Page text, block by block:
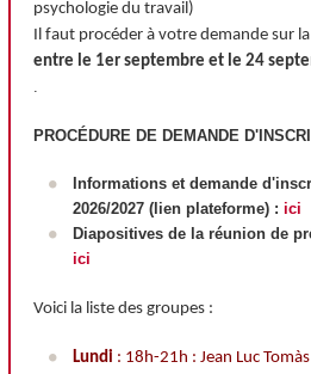
psychologie du travail)
Il faut procéder à votre demande sur
entre le 1er septembre et le 24
.
PROCÉDURE DE DEMANDE
Informations et demande
2026/2027 (lien plateforme) : ici
Diapositives de la réunion de
ici
Voici la liste des groupes :
Lundi : 18h-21h : Jean Luc